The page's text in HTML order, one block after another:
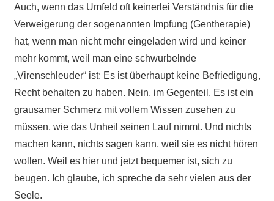
Auch, wenn das Umfeld oft keinerlei Verständnis für die
Verweigerung der sogenannten Impfung (Gentherapie)
hat, wenn man nicht mehr eingeladen wird und keiner
mehr kommt, weil man eine schwurbelnde
„Virenschleuder“ ist: Es ist überhaupt keine Befriedigung,
Recht behalten zu haben. Nein, im Gegenteil. Es ist ein
grausamer Schmerz mit vollem Wissen zusehen zu
müssen, wie das Unheil seinen Lauf nimmt. Und nichts
machen kann, nichts sagen kann, weil sie es nicht hören
wollen. Weil es hier und jetzt bequemer ist, sich zu
beugen. Ich glaube, ich spreche da sehr vielen aus der
Seele.